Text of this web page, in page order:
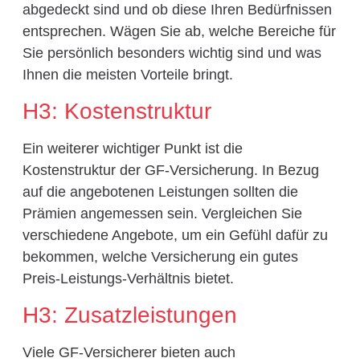
abgedeckt sind und ob diese Ihren Bedürfnissen
entsprechen. Wägen Sie ab, welche Bereiche für
Sie persönlich besonders wichtig sind und was
Ihnen die meisten Vorteile bringt.
H3: Kostenstruktur
Ein weiterer wichtiger Punkt ist die
Kostenstruktur der GF-Versicherung. In Bezug
auf die angebotenen Leistungen sollten die
Prämien angemessen sein. Vergleichen Sie
verschiedene Angebote, um ein Gefühl dafür zu
bekommen, welche Versicherung ein gutes
Preis-Leistungs-Verhältnis bietet.
H3: Zusatzleistungen
Viele GF-Versicherer bieten auch